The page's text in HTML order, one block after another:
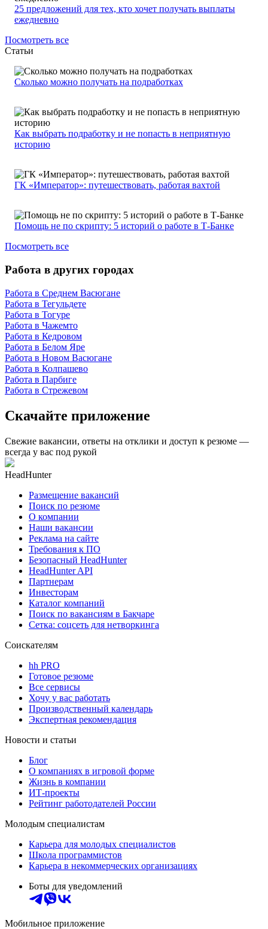
25 предложений для тех, кто хочет получать выплаты
ежедневно
Посмотреть все
Статьи
Сколько можно получать на подработках
Как выбрать подработку и не попасть в неприятную
историю
ГК «Император»: путешествовать, работая вахтой
Помощь не по скрипту: 5 историй о работе в Т-Банке
Посмотреть все
Работа в других городах
Работа в Среднем Васюгане
Работа в Тегульдете
Работа в Тогуре
Работа в Чажемто
Работа в Кедровом
Работа в Белом Яре
Работа в Новом Васюгане
Работа в Колпашево
Работа в Парбиге
Работа в Стрежевом
Скачайте приложение
Свежие вакансии, ответы на отклики и доступ к резюме —
всегда у вас под рукой
HeadHunter
Размещение вакансий
Поиск по резюме
О компании
Наши вакансии
Реклама на сайте
Требования к ПО
Безопасный HeadHunter
HeadHunter API
Партнерам
Инвесторам
Каталог компаний
Поиск по вакансиям в Бакчаре
Сетка: соцсеть для нетворкинга
Соискателям
hh PRO
Готовое резюме
Все сервисы
Хочу у вас работать
Производственный календарь
Экспертная рекомендация
Новости и статьи
Блог
О компаниях в игровой форме
Жизнь в компании
ИТ-проекты
Рейтинг работодателей России
Молодым специалистам
Карьера для молодых специалистов
Школа программистов
Карьера в некоммерческих организациях
Боты для уведомлений
Мобильное приложение